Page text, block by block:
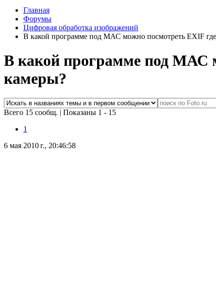
Главная
Форумы
Цифровая обработка изображений
В какой программе под МАС можно посмотреть EXIF
В какой программе под МАС
камеры?
Всего 15 сообщ. | Показаны 1 - 15
1
6 мая 2010 г., 20:46:58